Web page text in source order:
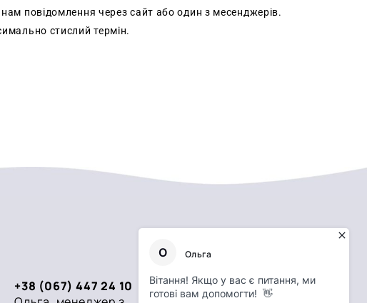
повідомлення через сайт або один з месенджерів.
стислий термін.
+38 (067) 447 24 10